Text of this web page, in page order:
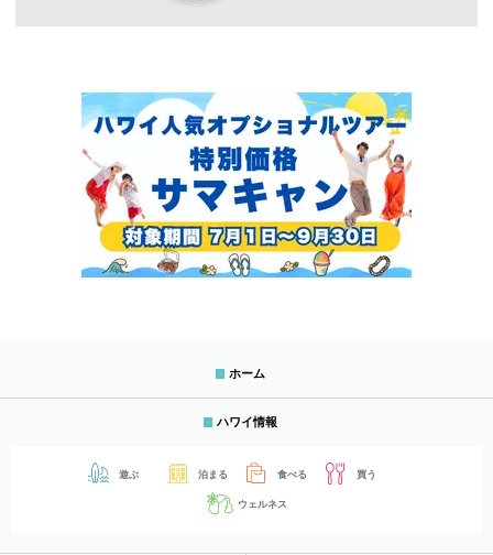
ホーム
ハワイ情報
遊ぶ 泊まる 食べる 買う
ウェルネス